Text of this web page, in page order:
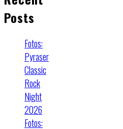
Posts
Fotos:
Pyraser
Classic
Rock
Night
2026
Fotos: